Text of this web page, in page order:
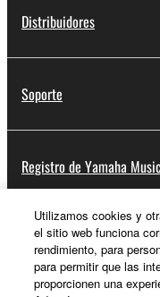
Distribuidores
Soporte
Registro de Yamaha
Acerca de Yamaha
Utilizamos cookies y
el sitio web funciona
rendimiento, para
para permitir que las
proporcionen una